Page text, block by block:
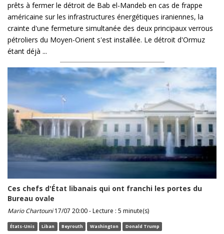
prêts à fermer le détroit de Bab el-Mandeb en cas de frappe
américaine sur les infrastructures énergétiques iraniennes, la
crainte d'une fermeture simultanée des deux principaux verrous
pétroliers du Moyen-Orient s'est installée. Le détroit d'Ormuz
étant déjà ...
Ces chefs d'État libanais qui ont franchi les portes du
Bureau ovale
Mario Chartouni17/07 20:00 - Lecture : 5 minute(s)
États-Unis Liban Beyrouth Washington Donald Trump